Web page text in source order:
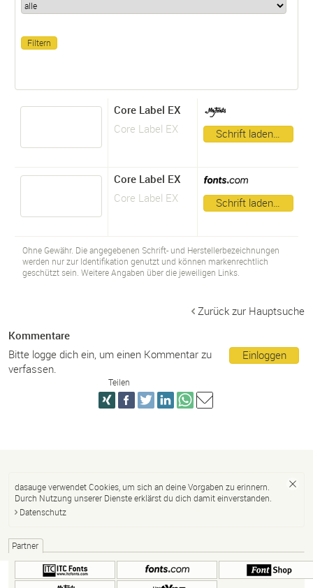
Core Label EX
Core Label EX
Schrift laden…
Core Label EX
Core Label EX
Schrift laden…
Ohne Gewähr. Die angegebenen Schrift- und Herstellerbezeichnungen
werden nur zur Identifikation genutzt und können markenrechtlich
geschützt sein. Weitere Angaben über die jeweiligen Links.
Zurück zur Hauptsuche
Kommentare
Einloggen
Bitte logge dich ein, um einen Kommentar zu
verfassen.
Teilen
dasauge verwendet Cookies, um sich an deine Vorgaben zu erinnern.
Durch Nutzung unserer Dienste erklärst du dich damit einverstanden.
Datenschutz
Partner